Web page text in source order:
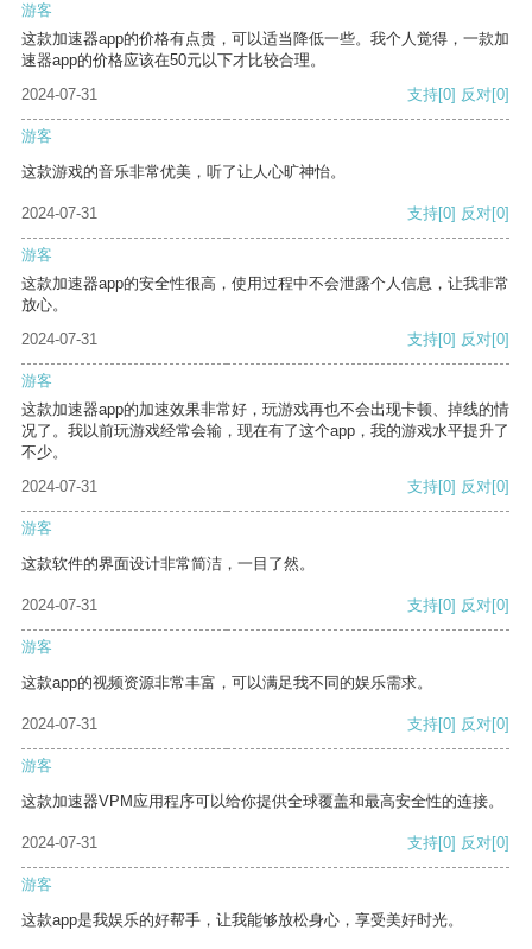
游客
这款加速器app的价格有点贵，可以适当降低一些。我个人觉得，一款加
速器app的价格应该在50元以下才比较合理。
2024-07-31
支持[0] 反对[0]
游客
这款游戏的音乐非常优美，听了让人心旷神怡。
2024-07-31 支持[0] 反对[0]
游客
这款加速器app的安全性很高，使用过程中不会泄露个人信息，让我非常
放心。
2024-07-31
支持[0] 反对[0]
游客
这款加速器app的加速效果非常好，玩游戏再也不会出现卡顿、掉线的情
况了。我以前玩游戏经常会输，现在有了这个app，我的游戏水平提升了
不少。
2024-07-31
支持[0] 反对[0]
游客
这款软件的界面设计非常简洁，一目了然。
2024-07-31 支持[0] 反对[0]
游客
这款app的视频资源非常丰富，可以满足我不同的娱乐需求。
2024-07-31 支持[0] 反对[0]
游客
这款加速器VPM应用程序可以给你提供全球覆盖和最高安全性的连接。
2024-07-31 支持[0] 反对[0]
游客
这款app是我娱乐的好帮手，让我能够放松身心，享受美好时光。